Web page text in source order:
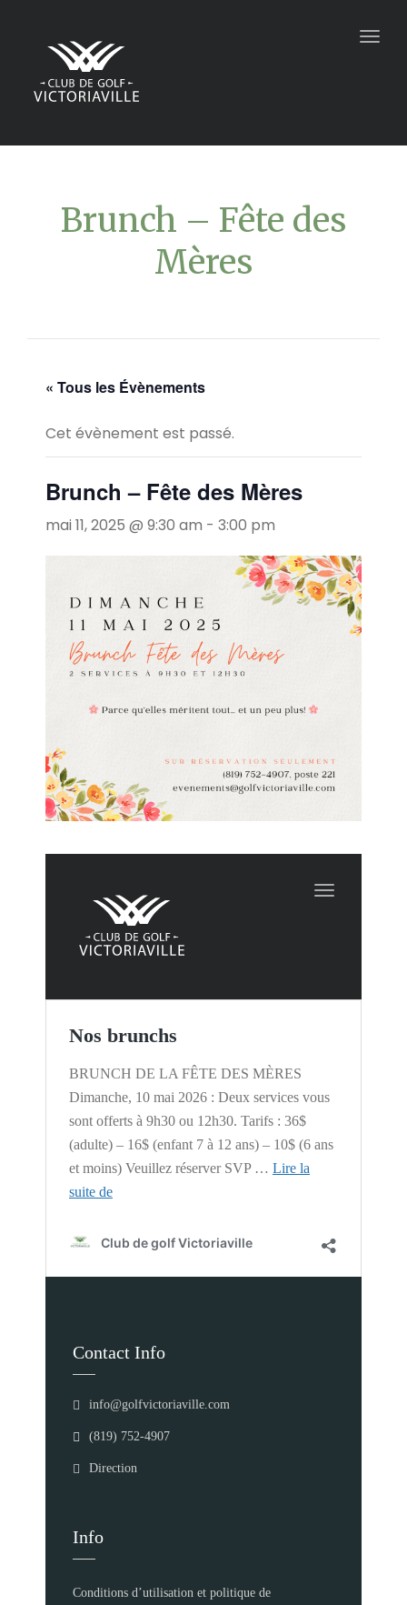
Brunch – Fête des
Mères
« Tous les Évènements
Cet évènement est passé.
Brunch – Fête des Mères
mai 11, 2025 @ 9:30 am - 3:00 pm